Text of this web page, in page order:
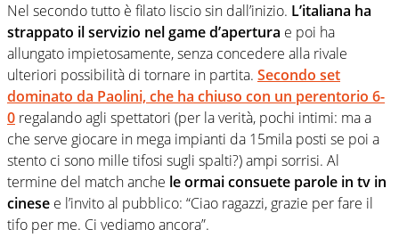
Nel secondo tutto è filato liscio sin dall’inizio. L’italiana ha
strappato il servizio nel game d’apertura e poi ha
allungato impietosamente, senza concedere alla rivale
ulteriori possibilità di tornare in partita. Secondo set
dominato da Paolini, che ha chiuso con un perentorio 6-
0 regalando agli spettatori (per la verità, pochi intimi: ma a
che serve giocare in mega impianti da 15mila posti se poi a
stento ci sono mille tifosi sugli spalti?) ampi sorrisi. Al
termine del match anche le ormai consuete parole in tv in
cinese e l’invito al pubblico: “Ciao ragazzi, grazie per fare il
tifo per me. Ci vediamo ancora”.